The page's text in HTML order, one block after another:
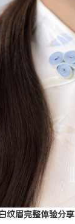
纹眉完整体验分享